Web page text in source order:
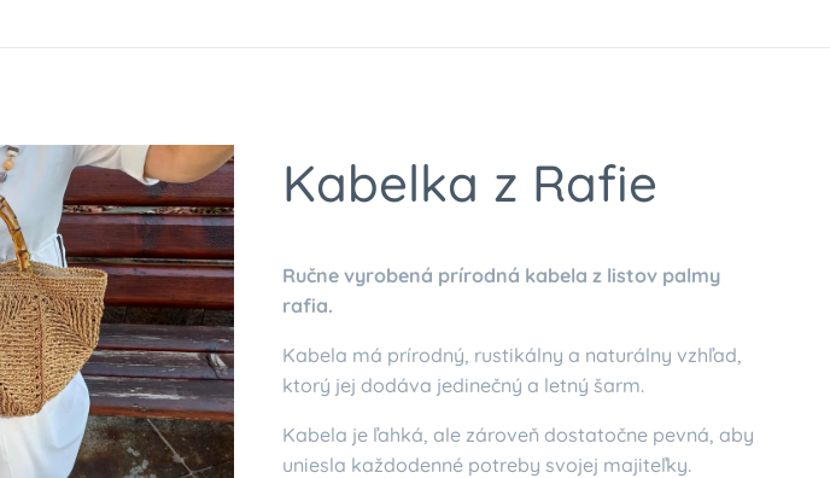
Kabelka z Rafie
Ručne vyrobená prírodná kabela z listov palmy
rafia.
Kabela má prírodný, rustikálny a naturálny vzhľad,
ktorý jej dodáva jedinečný a letný šarm.
Kabela je ľahká, ale zároveň dostatočne pevná, aby
uniesla každodenné potreby svojej majiteľky.